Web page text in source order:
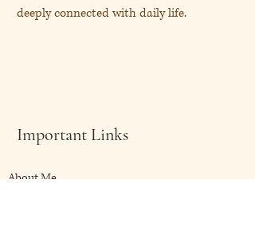
deeply connected with daily life.
Important Links
About Me